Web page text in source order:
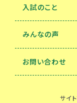
入試のこと
みんなの声
お問い合わせ
サイ